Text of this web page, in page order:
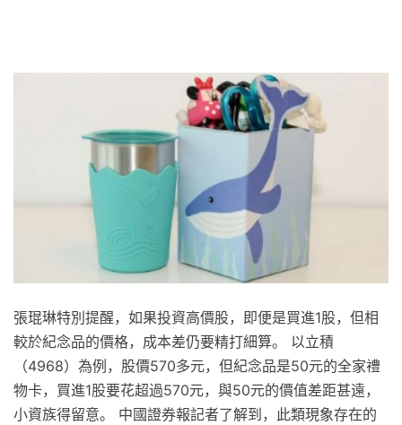
張琨琳特別提醒，如果投資高價股，即便是買進1股，但相
較於紀念品的價格，成本差仍要精打細算。 以立積
（4968）為例，股價570多元，但紀念品是50元的全家禮
物卡，買進1股要花超過570元，與50元的價值差距甚遠，
小資族得留意。 中國證券報記者了解到，此類現象存在的